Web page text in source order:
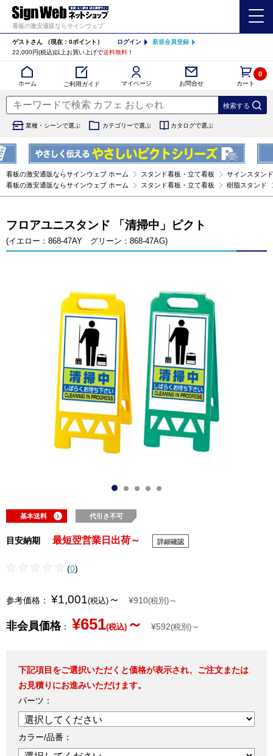
看板の激安通販ならサインウェブ
ゲストさん （現在：0ポイント） ログイン
新規会員登録
22,000円(税込)以上お買い上げで送料無料 ！
ホーム ご利用ガイド マイページ お問合せ カート
0
業種・シーンで選ぶ カテゴリーで選ぶ カタログで選ぶ
看板の激安通販ならサインウェブ ホーム スタンド看板・立て看板
サインスタンド
看板の激安通販ならサインウェブ ホーム
スタンド看板・立て看板 樹脂スタンド
フロアユニスタンド 「清掃中」ピクト
(イエロー：868-47AY グリーン：868-47AG)
基本送料 代引き不可
目安納期 最短翌営業日出荷～ 詳細確認
(0)
参考価格： ¥1,001(税込) ～ ¥910(税別) ～
非会員価格： ¥651(税込) ～ ¥592(税別) ～
下記項目をご選択いただくと価格が表示され、ご注文または
お見積りにお進みいただけます。
パーツ：
カラー/品番：